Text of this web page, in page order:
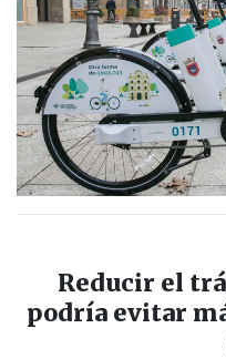
Reducir el
podría evitar